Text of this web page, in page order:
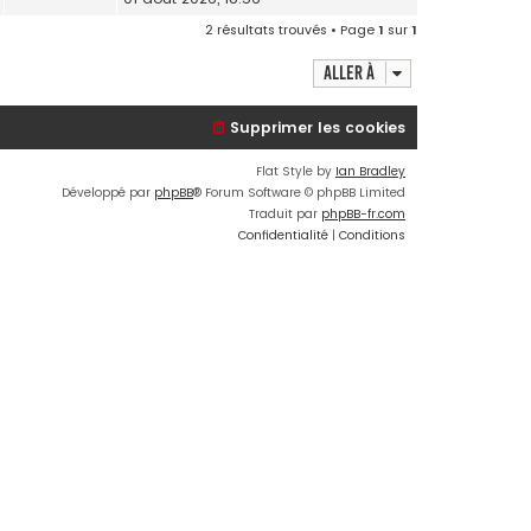
2 résultats trouvés • Page1 sur1
Aller à
Supprimer les cookies
Flat Style by Ian Bradley
Développé par phpBB® Forum Software © phpBB Limited
Traduit par phpBB-fr.com
Confidentialité | Conditions